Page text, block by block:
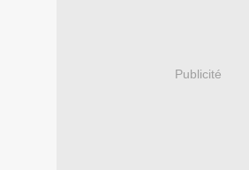
Publicité